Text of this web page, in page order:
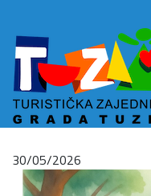
30/05/2026